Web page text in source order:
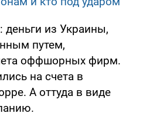
деньги из Украины,
путем,
оффшорных фирм.
на счета в
А оттуда в виде